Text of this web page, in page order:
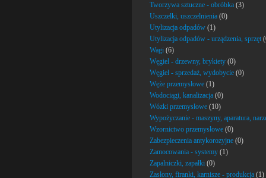
Tworzywa sztuczne - obróbka (3)
Uszczelki, uszczelnienia (0)
Utylizacja odpadów (1)
Utylizacja odpadów - urządzenia, sprzęt
Wagi (6)
Węgiel - drzewny, brykiety (0)
Węgiel - sprzedaż, wydobycie (0)
Węże przemysłowe (1)
Wodociągi, kanalizacja (0)
Wózki przemysłowe (10)
Wypożyczanie - maszyny, aparatura,
Wzornictwo przemysłowe (0)
Zabezpieczenia antykorozyjne (0)
Zamocowania - systemy (1)
Zapalniczki, zapałki (0)
Zasłony, firanki, karnisze - produkcja (1)